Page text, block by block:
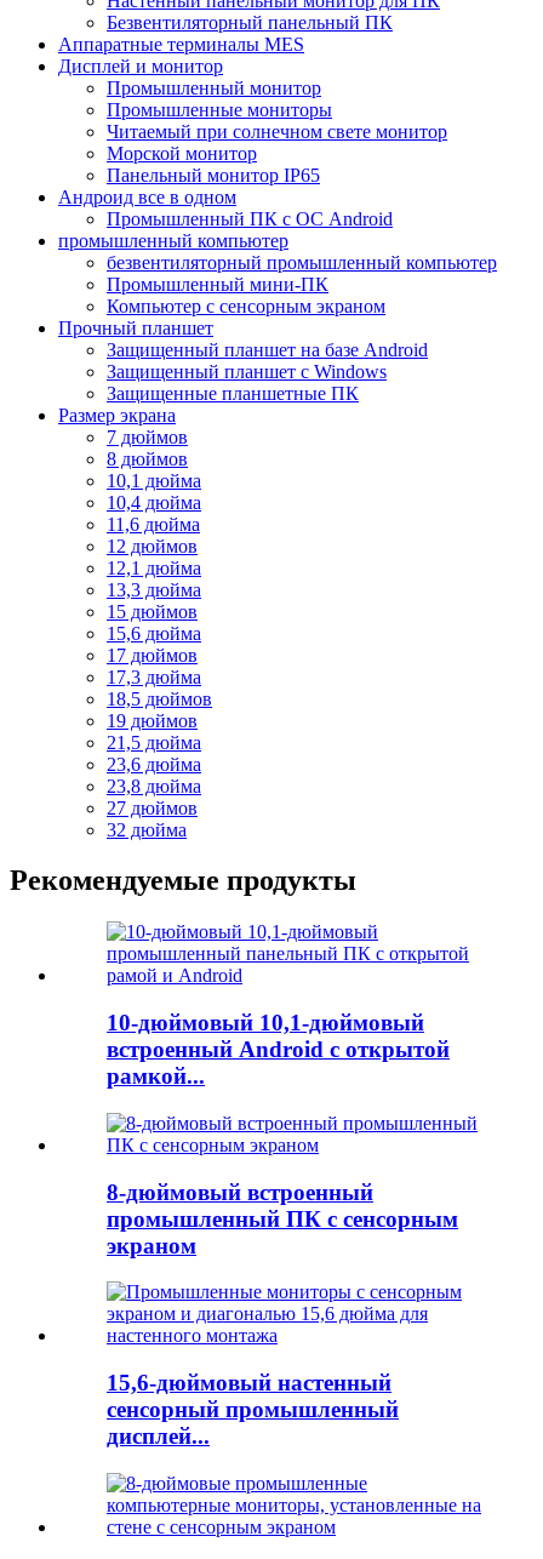
Безвентиляторный панельный ПК
Аппаратные терминалы MES
Дисплей и монитор
Промышленный монитор
Промышленные мониторы
Читаемый при солнечном свете монитор
Морской монитор
Панельный монитор IP65
Андроид все в одном
Промышленный ПК с ОС Android
промышленный компьютер
безвентиляторный промышленный компьютер
Промышленный мини-ПК
Компьютер с сенсорным экраном
Прочный планшет
Защищенный планшет на базе Android
Защищенный планшет с Windows
Защищенные планшетные ПК
Размер экрана
7 дюймов
8 дюймов
10,1 дюйма
10,4 дюйма
11,6 дюйма
12 дюймов
12,1 дюйма
13,3 дюйма
15 дюймов
15,6 дюйма
17 дюймов
17,3 дюйма
18,5 дюймов
19 дюймов
21,5 дюйма
23,6 дюйма
23,8 дюйма
27 дюймов
32 дюйма
Рекомендуемые продукты
10-дюймовый 10,1-дюймовый
встроенный Android с открытой
рамкой...
8-дюймовый встроенный
промышленный ПК с сенсорным
экраном
15,6-дюймовый настенный
сенсорный промышленный
дисплей...